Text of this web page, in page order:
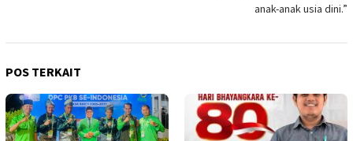
anak-anak usia dini.”
POS TERKAIT